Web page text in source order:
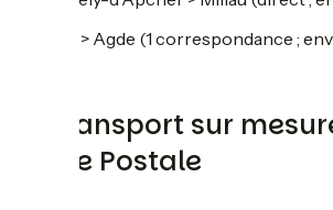
- Millau > Agde (1 correspondance ;
Le transport sur
Malle Postale